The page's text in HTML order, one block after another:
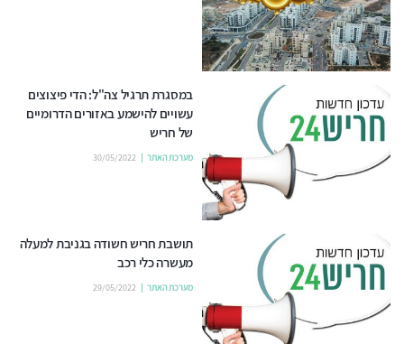
במסגרת תרגיל צה"ל: הדי פיצוצים
עשויים להישמע באזורים הדרומיים
של חריש
מערכת האתר 30/05/2022
תושבת חריש חשודה בגניבת למעלה
מעשרה כלי רכב
מערכת האתר 29/05/2022